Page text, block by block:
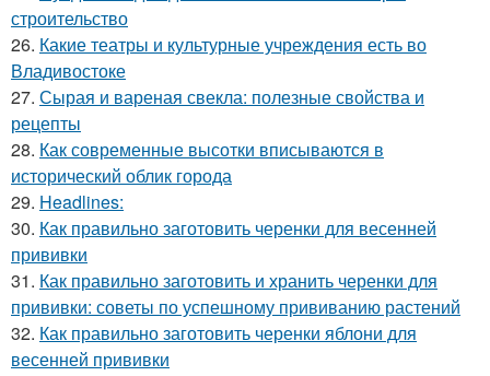
строительство
26. Какие театры и культурные учреждения есть во
Владивостоке
27. Сырая и вареная свекла: полезные свойства и
рецепты
28. Как современные высотки вписываются в
исторический облик города
29. Headlines:
30. Как правильно заготовить черенки для весенней
прививки
31. Как правильно заготовить и хранить черенки для
прививки: советы по успешному прививанию растений
32. Как правильно заготовить черенки яблони для
весенней прививки